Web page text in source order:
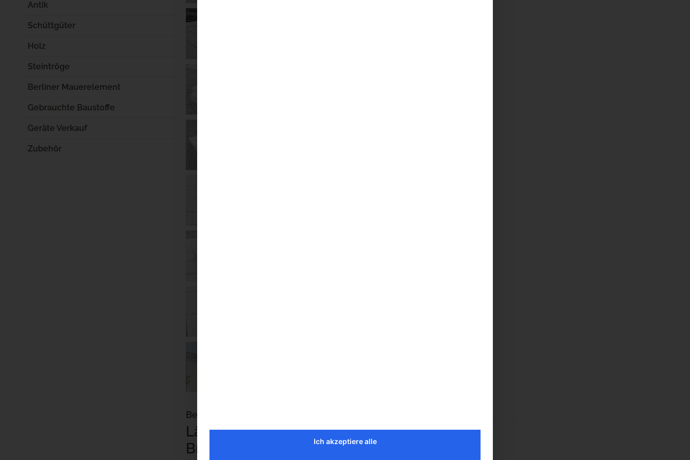
Antik
Schüttgüter
Holz
Steintröge
Berliner Mauerelement
Gebrauchte Baustoffe
Geräte Verkauf
Zubehör
Beschreibung
Länge: ca. 20cm
Breite: ca. 10cm
Ich akzeptiere alle